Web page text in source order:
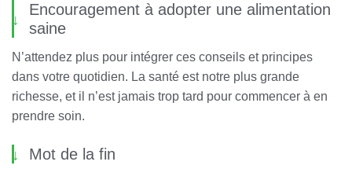
Encouragement à adopter une alimentation
saine
N’attendez plus pour intégrer ces conseils et principes
dans votre quotidien. La santé est notre plus grande
richesse, et il n’est jamais trop tard pour commencer à en
prendre soin.
Mot de la fin